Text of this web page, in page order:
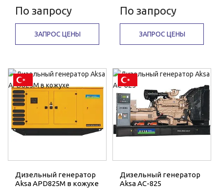
По запросу
ЗАПРОС ЦЕНЫ
По запросу
ЗАПРОС ЦЕНЫ
Дизельный генератор
Aksa APD825M в кожухе
Дизельный генератор
Aksa AC-825